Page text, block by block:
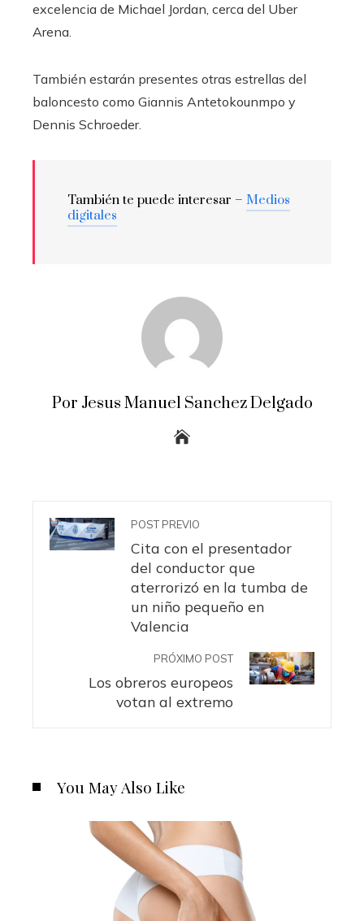
excelencia de Michael Jordan, cerca del Uber
Arena.
También estarán presentes otras estrellas del
baloncesto como Giannis Antetokounmpo y
Dennis Schroeder.
También te puede interesar – Medios
digitales
Por Jesus Manuel Sanchez Delgado
POST PREVIO
Cita con el presentador
del conductor que
aterrorizó en la tumba de
un niño pequeño en
Valencia
PRÓXIMO POST
Los obreros europeos
votan al extremo
You May Also Like